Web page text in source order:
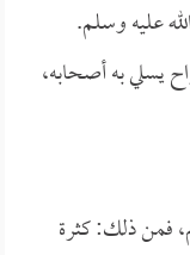
عليه وسلم.
يسلي به أصحابه،
فمن ذلك: كثرة